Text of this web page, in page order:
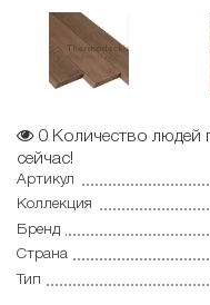
0 Количество людей
сейчас!
Артикул
Коллекция
Бренд
Страна
Тип